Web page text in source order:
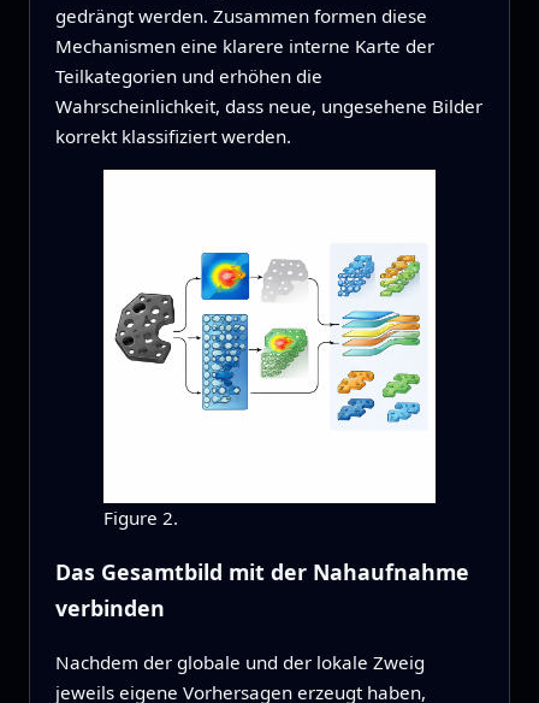
gedrängt werden. Zusammen formen diese
Mechanismen eine klarere interne Karte der
Teilkategorien und erhöhen die
Wahrscheinlichkeit, dass neue, ungesehene Bilder
korrekt klassifiziert werden.
Figure 2.
Das Gesamtbild mit der Nahaufnahme
verbinden
Nachdem der globale und der lokale Zweig
jeweils eigene Vorhersagen erzeugt haben,